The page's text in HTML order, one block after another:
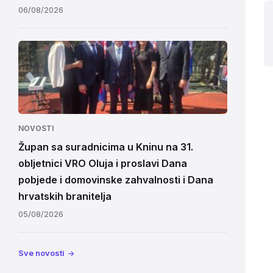
06/08/2026
NOVOSTI
Župan sa suradnicima u Kninu na 31.
obljetnici VRO Oluja i proslavi Dana
pobjede i domovinske zahvalnosti i Dana
hrvatskih branitelja
05/08/2026
Sve novosti